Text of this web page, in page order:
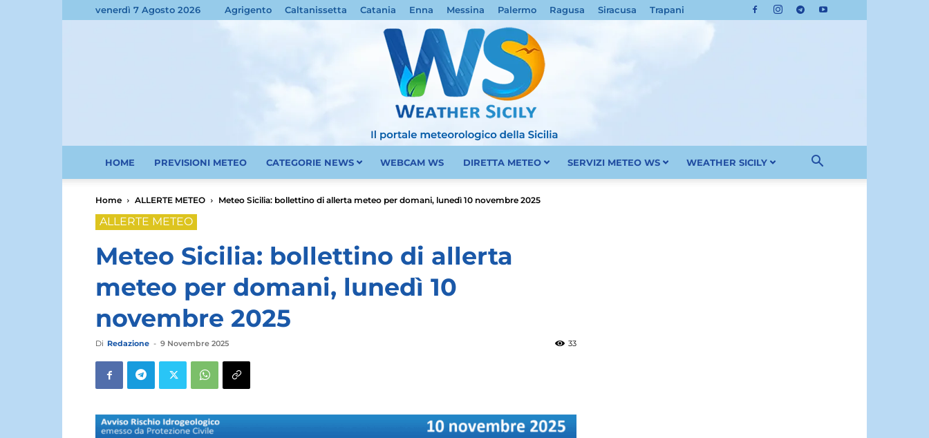
venerdì 7 Agosto 2026 Agrigento Caltanissetta Catania Enna Messina Palermo Ragusa Siracusa Trapani
HOME PREVISIONI METEO CATEGORIE NEWS WEBCAM WS DIRETTA METEO SERVIZI METEO WS WEATHER SICILY
Home ALLERTE METEO Meteo Sicilia: bollettino di allerta meteo per domani, lunedì 10 novembre 2025
ALLERTE METEO
Meteo Sicilia: bollettino di allerta
meteo per domani, lunedì 10
novembre 2025
Di Redazione - 9 Novembre 2025 33